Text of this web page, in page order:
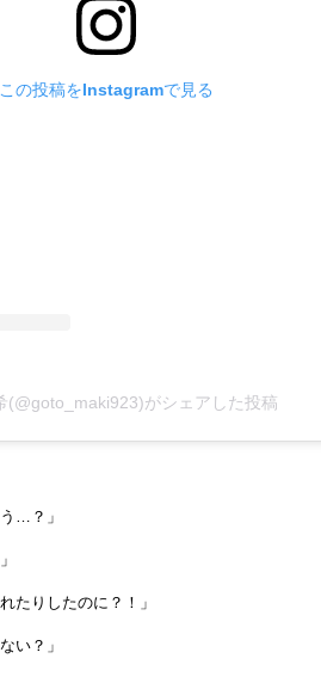
この投稿をInstagramで見る
(@goto_maki923)がシェアした投稿
…？」
たりしたのに？！」
い？」